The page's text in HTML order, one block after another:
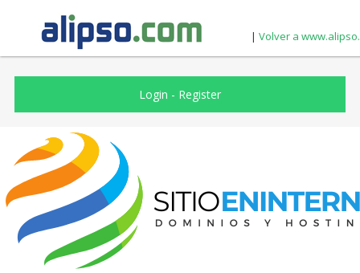
| Volver a
Login - Register